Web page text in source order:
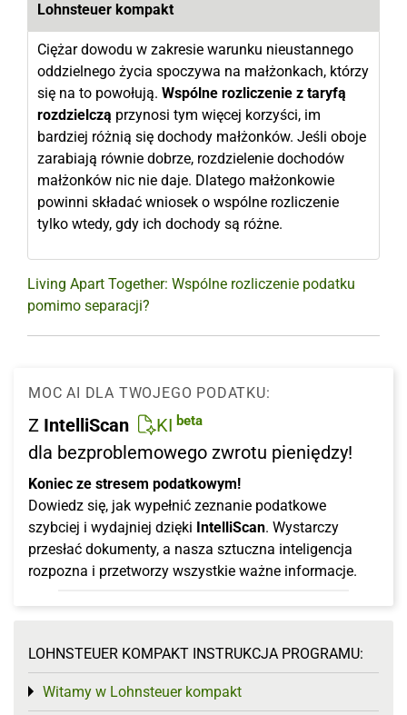
Lohnsteuer kompakt
Ciężar dowodu w zakresie warunku nieustannego
oddzielnego życia spoczywa na małżonkach, którzy
się na to powołują. Wspólne rozliczenie z taryfą
rozdzielczą przynosi tym więcej korzyści, im
bardziej różnią się dochody małżonków. Jeśli oboje
zarabiają równie dobrze, rozdzielenie dochodów
małżonków nic nie daje. Dlatego małżonkowie
powinni składać wniosek o wspólne rozliczenie
tylko wtedy, gdy ich dochody są różne.
Living Apart Together: Wspólne rozliczenie podatku
pomimo separacji?
MOC AI DLA TWOJEGO PODATKU:
Z IntelliScan KI beta
dla bezproblemowego zwrotu pieniędzy!
Koniec ze stresem podatkowym!
Dowiedz się, jak wypełnić zeznanie podatkowe
szybciej i wydajniej dzięki IntelliScan. Wystarczy
przesłać dokumenty, a nasza sztuczna inteligencja
rozpozna i przetworzy wszystkie ważne informacje.
LOHNSTEUER KOMPAKT INSTRUKCJA PROGRAMU:
Witamy w Lohnsteuer kompakt
Toggle menu